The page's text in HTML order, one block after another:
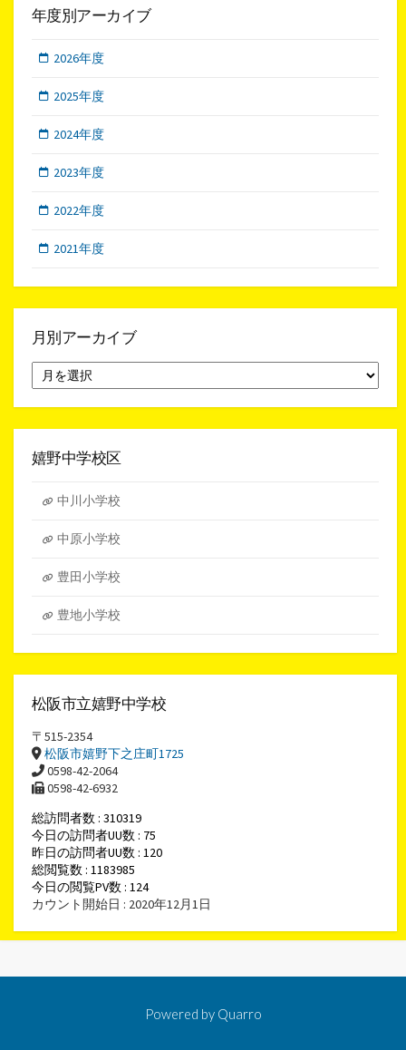
年度別アーカイブ
2026年度
2025年度
2024年度
2023年度
2022年度
2021年度
月別アーカイブ
別
ア
イ
嬉野中学校区
中川小学校
中原小学校
豊田小学校
豊地小学校
松阪市立嬉野中学校
〒515-2354
松阪市嬉野下之庄町1725
0598-42-2064
0598-42-6932
総訪問者数 : 310319
今日の訪問者UU数 : 75
昨日の訪問者UU数 : 120
総閲覧数 : 1183985
今日の閲覧PV数 : 124
カウント開始日 : 2020年12月1日
Powered by Quarro